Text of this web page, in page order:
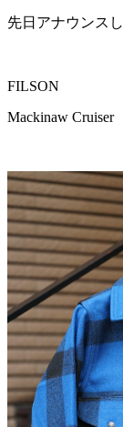
先日アナウンス
FILSON
Mackinaw Cruiser